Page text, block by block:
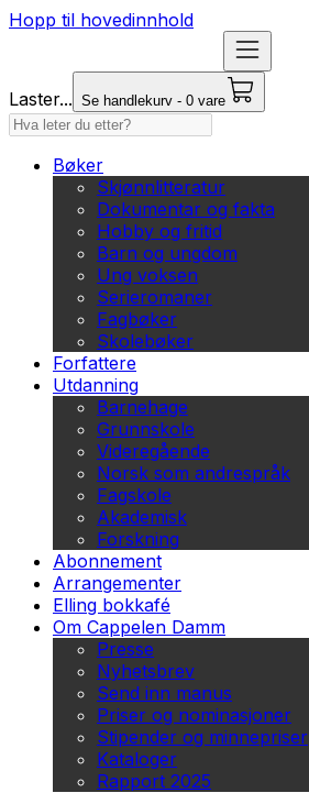
Hopp til hovedinnhold
Laster... Se handlekurv - 0 vare
Bøker
Skjønnlitteratur
Dokumentar og fakta
Hobby og fritid
Barn og ungdom
Ung voksen
Serieromaner
Fagbøker
Skolebøker
Forfattere
Utdanning
Barnehage
Grunnskole
Videregående
Norsk som andrespråk
Fagskole
Akademisk
Forskning
Abonnement
Arrangementer
Elling bokkafé
Om Cappelen Damm
Presse
Nyhetsbrev
Send inn manus
Priser og nominasjoner
Stipender og minnepriser
Kataloger
Rapport 2025